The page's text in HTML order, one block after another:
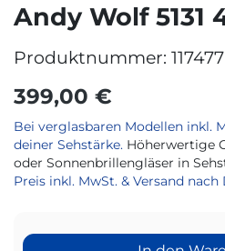
Andy Wolf 5131
Produktnummer: 117477
399,00 €
Bei verglasbaren Modellen inkl.
deiner Sehstärke. Höherwertige
oder Sonnenbrillengläser in
Preis inkl. MwSt. & Versand nach